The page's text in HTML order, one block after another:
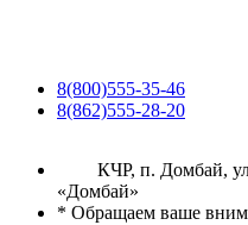
8(800)555-35-46
8(862)555-28-20
КЧР, п. Домбай,
«Домбай»
* Обращаем ваше